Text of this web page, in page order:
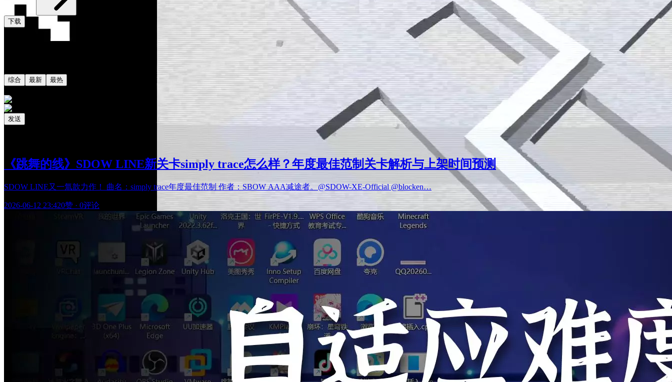
下载
综合 最新 最热
发送
《跳舞的线》SDOW LINE新关卡simply trace怎么样？年度最佳范制关卡解析与上架时间预测
SDOW LINE又一氚歆力作！ 曲名：simply trace年度最佳范制 作者：SBOW AAA减途者。@SDOW-XE-Official @blocken…
2026-06-12 23:420赞 · 0评论